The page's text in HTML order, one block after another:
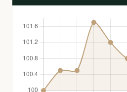
동부산 分 3억
동부산 分 1.2억
동부산 分 1.4억
分 1.8억
드비치